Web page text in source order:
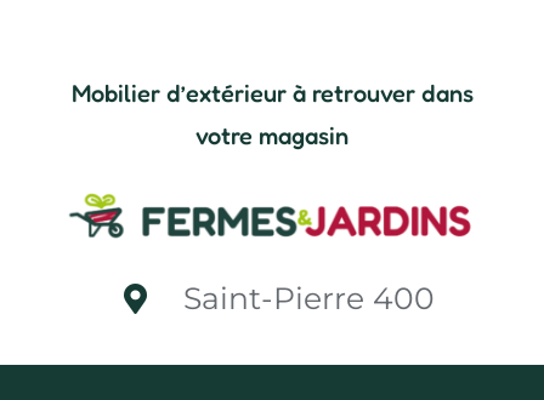
Mobilier d’extérieur à retrouver dans
votre magasin
Saint-Pierre 400